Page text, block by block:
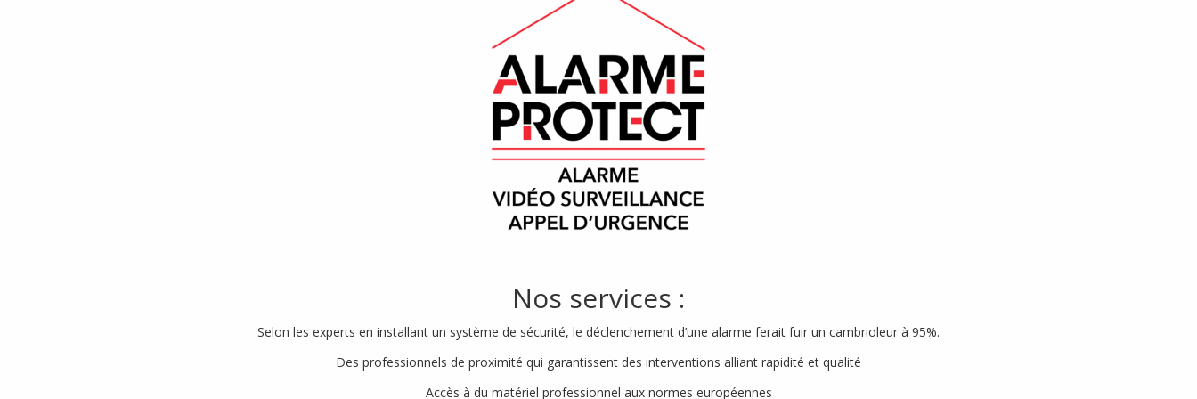
Nos services :
Selon les experts en installant un système de sécurité, le déclenchement d’une alarme ferait fuir un cambrioleur à 95%.
Des professionnels de proximité qui garantissent des interventions alliant rapidité et qualité
Accès à du matériel professionnel aux normes européennes